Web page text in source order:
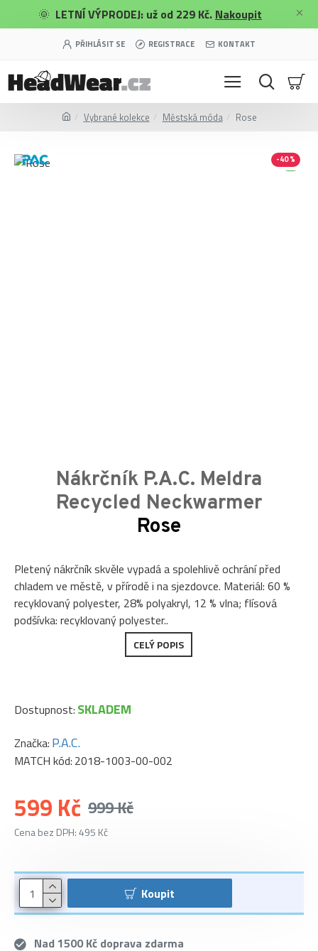
🌞 LETNÍ VÝPRODEJ: už od 229 Kč. Nakoupit
PŘIHLÁSIT SE REGISTRACE KONTAKT
Vybrané kolekce Městská móda Rose
-40 %
Nákrčník P.A.C. Meldra
Recycled Neckwarmer
Rose
Pletený nákrčník skvěle vypadá a spolehlivě ochrání před
chladem ve městě, v přírodě i na sjezdovce. Materiál: 60 %
recyklovaný polyester, 28% polyakryl, 12 % vlna; flísová
podšívka: recyklovaný polyester..
CELÝ POPIS
599 Kč 999 Kč
Cena bez DPH: 495 Kč
Dostupnost: SKLADEM
Značka: P.A.C.
MATCH kód: 2018-1003-00-002
Koupit
Nad 1500 Kč doprava zdarma